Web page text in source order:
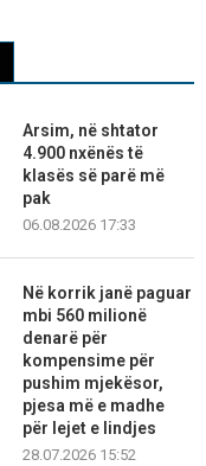
Arsim, në shtator
4.900 nxënës të
klasës së parë më
pak
06.08.2026 17:33
Në korrik janë paguar
mbi 560 milionë
denarë për
kompensime për
pushim mjekësor,
pjesa më e madhe
për lejet e lindjes
28.07.2026 15:52